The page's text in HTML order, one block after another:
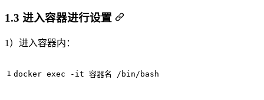
1.3 进入容器进行设置
1）进入容器内：
docker exec -it 容器名 /bin/bash